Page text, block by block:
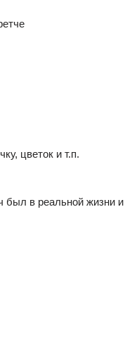
цветок и т.п.
в реальной жизни и